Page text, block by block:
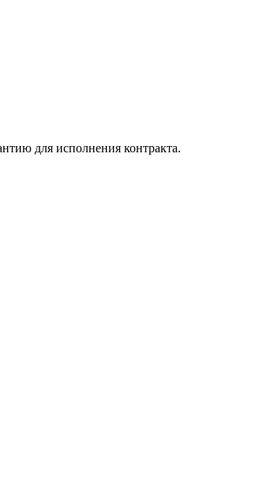
для исполнения контракта.